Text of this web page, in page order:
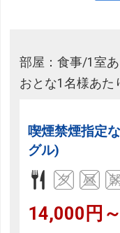
部屋：食事/1室
おとな1名様あた
喫煙禁煙指定
グル)
14,000円